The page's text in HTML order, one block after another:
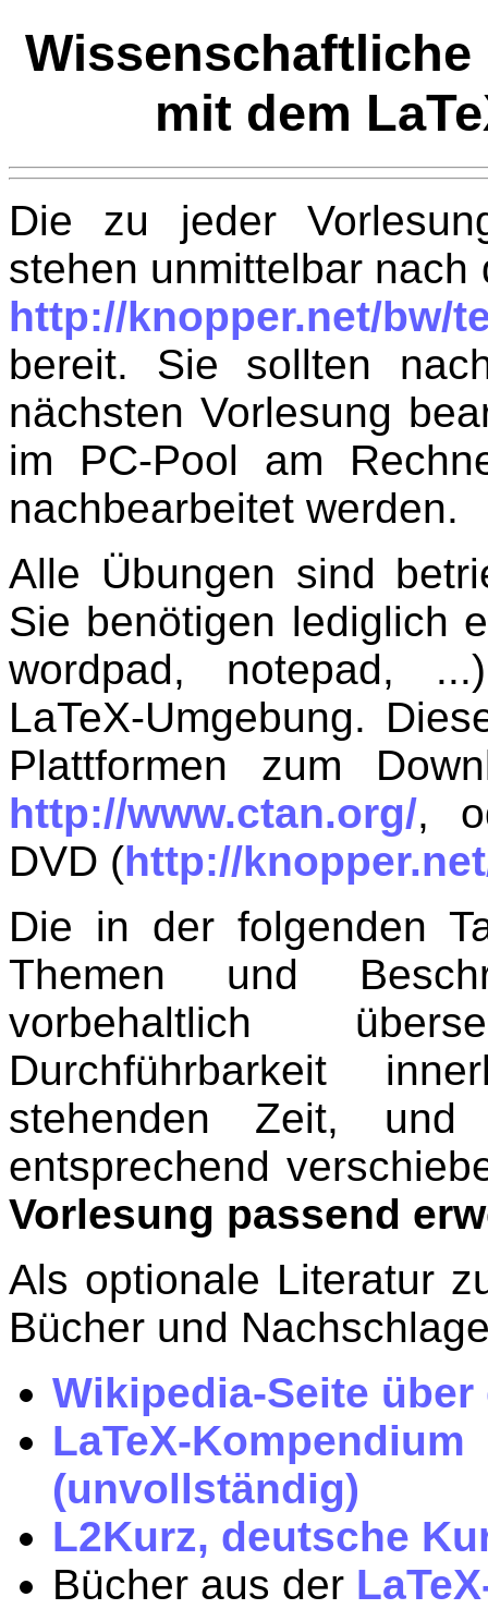
mit dem
Die zu jeder
stehen unmittelbar
http://knopper.net/bw/
bereit. Sie sollten
nächsten Vorlesung
im PC-Pool am
nachbearbeitet werden.
Alle Übungen sind
Sie benötigen lediglich
wordpad, notepad,
LaTeX-Umgebung.
Plattformen zum
http://www.ctan.org/,
DVD (http://
Die in der folgenden
Themen und
vorbehaltlich
Durchführbarkeit
stehenden Zeit,
entsprechend
Vorlesung passend
Als optionale Literatur
Bücher und
Wikipedia-Seite über
LaTeX-
(unvollständig)
L2Kurz, deutsche
Bücher aus der